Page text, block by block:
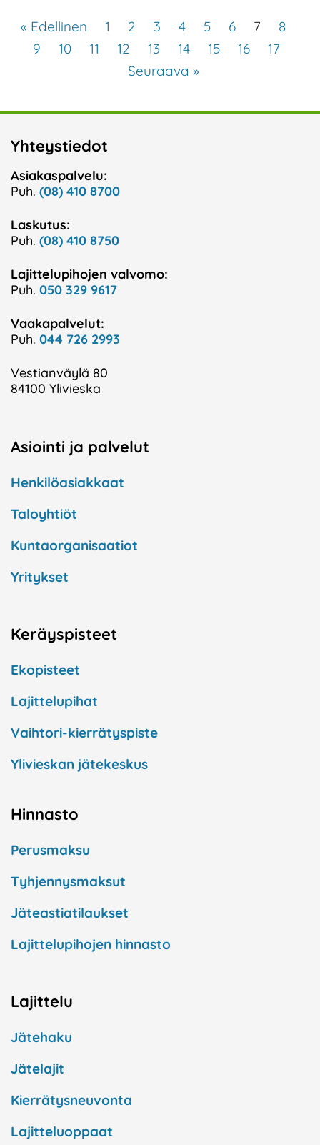
« Edellinen 1 2 3 4 5 6 7
8
9
10 11 12 13 14 15 16
17
Seuraava »
Yhteystiedot
Asiakaspalvelu:
Puh. (08) 410 8700
Laskutus:
Puh. (08) 410 8750
Lajittelupihojen valvomo:
Puh. 050 329 9617
Vaakapalvelut:
Puh. 044 726 2993
Vestianväylä 80
84100 Ylivieska
Asiointi ja palvelut
Henkilöasiakkaat
Taloyhtiöt
Kuntaorganisaatiot
Yritykset
Keräyspisteet
Ekopisteet
Lajittelupihat
Vaihtori-kierrätyspiste
Ylivieskan jätekeskus
Hinnasto
Perusmaksu
Tyhjennysmaksut
Jäteastiatilaukset
Lajittelupihojen hinnasto
Lajittelu
Jätehaku
Jätelajit
Kierrätysneuvonta
Lajitteluoppaat